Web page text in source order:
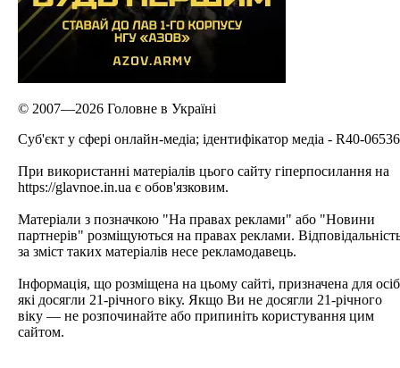
© 2007—2026 Головне в Україні
Cуб'єкт у сфері онлайн-медіа; ідентифікатор медіа - R40-06536
При використанні матеріалів цього сайту гіперпосилання на
https://glavnoe.in.ua є обов'язковим.
Матеріали з позначкою "На правах реклами" або "Новини
партнерів" розміщуються на правах реклами.
за зміст таких матеріалів несе рекламодавець.
Інформація, що розміщена на цьому сайті, призначена для
які досягли 21-річного віку. Якщо Ви не досягли 21-річного
віку — не розпочинайте або припиніть користування цим
сайтом.